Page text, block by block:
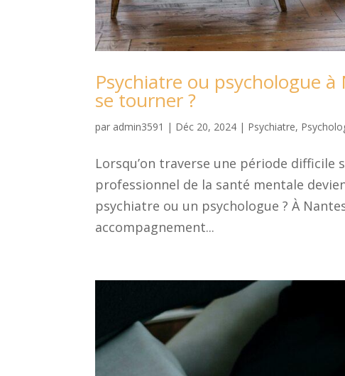
Psychiatre ou psychologue
se tourner ?
par admin3591 | Déc 20, 2024 | Psychiatre,
Lorsqu’on traverse une période
professionnel de la santé mentale
psychiatre ou un psychologue ? À
accompagnement...